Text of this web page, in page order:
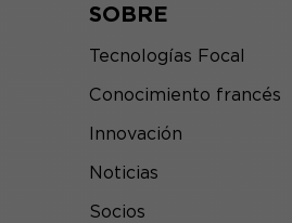
SOBRE
Tecnologías Focal
Conocimiento francés
Innovación
Noticias
Socios